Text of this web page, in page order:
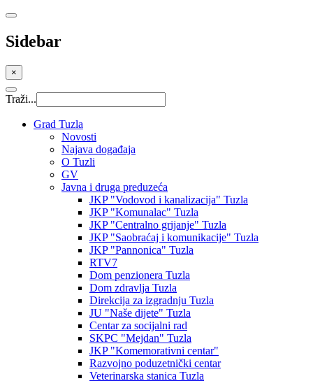
Sidebar
×
Traži...
Grad Tuzla
Novosti
Najava događaja
O Tuzli
GV
Javna i druga preduzeća
JKP "Vodovod i kanalizacija" Tuzla
JKP "Komunalac" Tuzla
JKP "Centralno grijanje" Tuzla
JKP "Saobraćaj i komunikacije" Tuzla
JKP "Pannonica" Tuzla
RTV7
Dom penzionera Tuzla
Dom zdravlja Tuzla
Direkcija za izgradnju Tuzla
JU "Naše dijete" Tuzla
Centar za socijalni rad
SKPC "Mejdan" Tuzla
JKP "Komemorativni centar"
Razvojno poduzetnički centar
Veterinarska stanica Tuzla